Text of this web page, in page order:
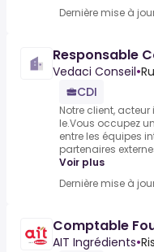
Dernière mise à
Responsable
Vedaci Conseil•
CDI
Notre client,
le.Vous occupez
entre les équipes
partenaires
Voir plus
Dernière mise à
Comptable
AIT Ingrédients•